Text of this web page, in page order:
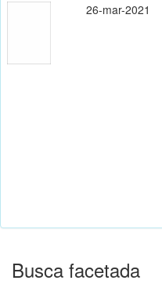
26-mar-2021
Busca facetada